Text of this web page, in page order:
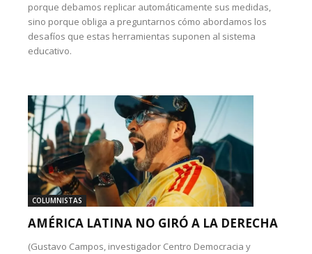
porque debamos replicar automáticamente sus medidas,
sino porque obliga a preguntarnos cómo abordamos los
desafíos que estas herramientas suponen al sistema
educativo.
COLUMNISTAS
AMÉRICA LATINA NO GIRÓ A LA DERECHA
(Gustavo Campos, investigador Centro Democracia y